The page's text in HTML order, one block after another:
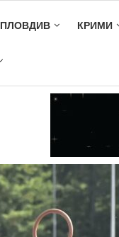
ПЛОВДИВ КРИМИ